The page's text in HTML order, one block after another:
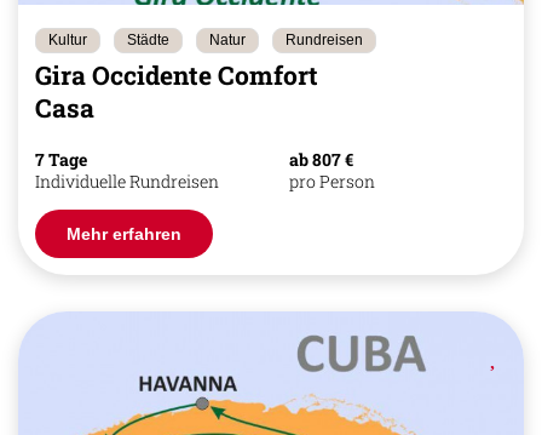
Kultur Städte Natur Rundreisen
Gira Occidente Comfort
Casa
7 Tage
Individuelle Rundreisen
ab 807 €
pro Person
Mehr erfahren